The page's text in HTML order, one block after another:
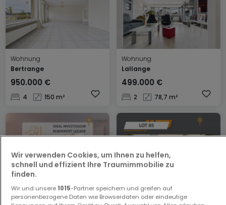
Wohnung
Bertrange
950.000 €
4 150 m²
Wohnung
Lallange
499.000 €
2 78,7 m²
Wohnung
Luxembourg
Haus
Mondercange
Wir verwenden Cookies, um Ihnen zu helfen,
schnell und effizient Ihre Traumimmobilie zu
finden.
Wir und unsere 1015-Partner speichern und greifen auf
personenbezogene Daten wie Browserdaten oder eindeutige